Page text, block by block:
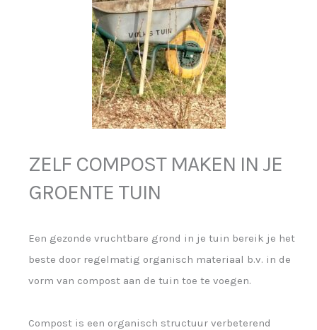
ZELF COMPOST MAKEN IN JE
GROENTE TUIN
Een gezonde vruchtbare grond in je tuin bereik je het
beste door regelmatig organisch materiaal b.v. in de
vorm van compost aan de tuin toe te voegen.
Compost is een organisch structuur verbeterend